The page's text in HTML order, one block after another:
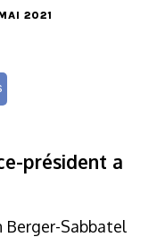
2021
président a
Berger-Sabbatel